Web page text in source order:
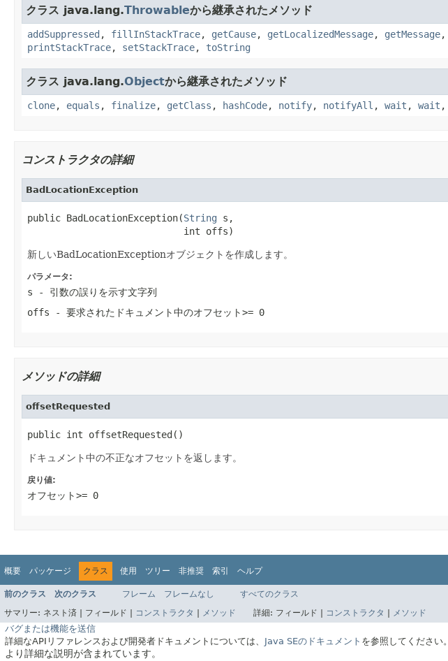
クラス java.lang.Throwableから継承されたメソッド
addSuppressed , fillInStackTrace, getCause, getLocalizedMessage, getMessage,
printStackTrace, setStackTrace, toString
クラス java.lang.Objectから継承されたメソッド
clone, equals , finalize, getClass , hashCode, notify, notifyAll , wait , wait ,
コンストラクタの詳細
BadLocationException
public BadLocationException(String s,
                            int offs)
新しいBadLocationExceptionオブジェクトを作成します。
パラメータ:
s - 引数の誤りを示す文字列
offs - 要求されたドキュメント中のオフセット>= 0
メソッドの詳細
offsetRequested
public int offsetRequested()
ドキュメント中の不正なオフセットを返します。
戻り値:
オフセット>= 0
概要 パッケージ クラス 使用 ツリー 非推奨 索引 ヘルプ
前のクラス 次のクラス フレーム フレームなし
すべてのクラス
サマリー: ネスト済 | フィールド | コンストラクタ メソッド 詳細: フィールド | コンストラクタ メソッド
バグまたは機能を送信
詳細なAPIリファレンスおよび開発者ドキュメントについては、 Java SEのドキュメント を参照してください。
より詳細な説明が含まれています。